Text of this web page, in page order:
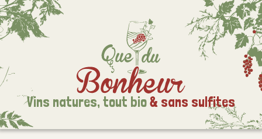
Vins natures, tout bio& sans sulfites